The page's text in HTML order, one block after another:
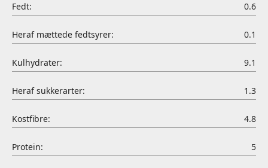
Fedt: 0.6
Heraf mættede fedtsyrer: 0.1
Kulhydrater: 9.1
Heraf sukkerarter: 1.3
Kostfibre: 4.8
Protein: 5